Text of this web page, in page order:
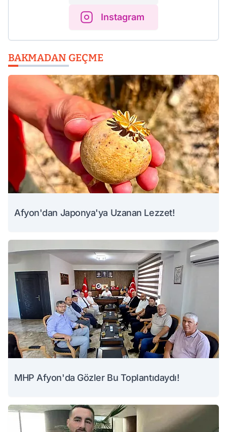
Instagram
BAKMADAN GEÇME
Afyon'dan Japonya'ya Uzanan Lezzet!
MHP Afyon'da Gözler Bu Toplantıdaydı!